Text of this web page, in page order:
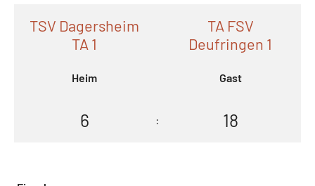
TSV Dagersheim
TA 1
Heim
TA FSV
Deufringen 1
Gast
6 : 18